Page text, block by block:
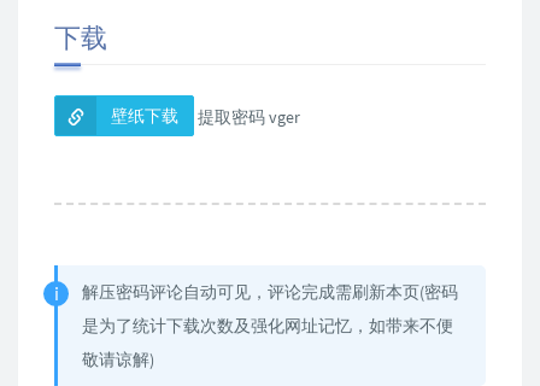
下载
壁纸下载 提取密码 vger
解压密码评论自动可见，评论完成需刷新本页(密码
是为了统计下载次数及强化网址记忆，如带来不便
敬请谅解)